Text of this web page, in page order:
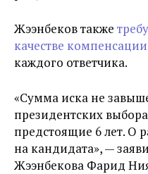
Жээнбеков также
качестве
каждого ответчика.
«Сумма иска не
президентских
предстоящие 6 лет. О
на кандидата», —
Жээнбекова Фарид